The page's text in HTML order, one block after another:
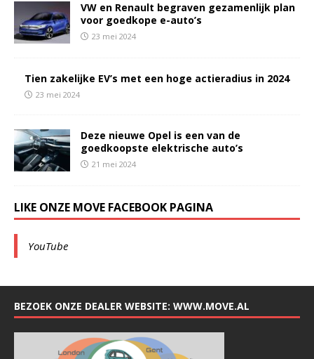
VW en Renault begraven gezamenlijk plan
voor goedkope e-auto’s
23 mei 2024
Tien zakelijke EV’s met een hoge actieradius in 2024
23 mei 2024
Deze nieuwe Opel is een van de
goedkoopste elektrische auto’s
21 mei 2024
LIKE ONZE MOVE FACEBOOK PAGINA
YouTube
BEZOEK ONZE DEALER WEBSITE: WWW.MOVE.AL